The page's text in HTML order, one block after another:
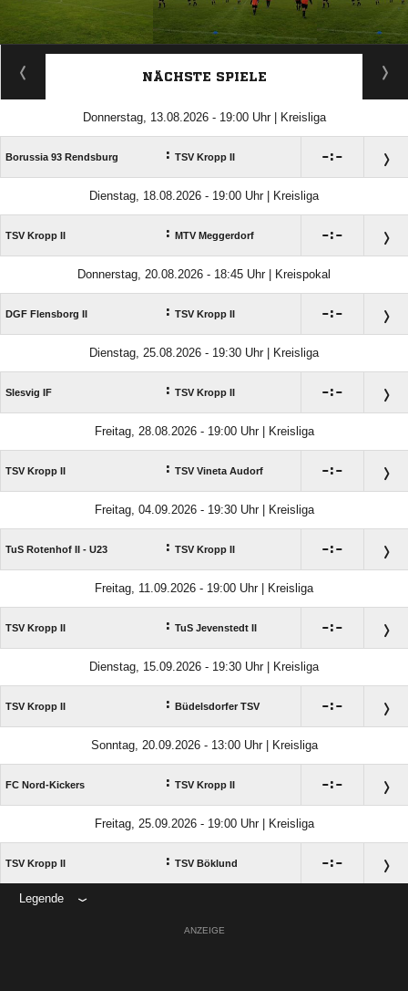
ANZEIGE
NÄCHSTE SPIELE
Donnerstag, 13.08.2026 - 19:00 Uhr | Kreisliga
Borussia 93 Rendsburg : TSV Kropp II :
Dienstag, 18.08.2026 - 19:00 Uhr | Kreisliga
TSV Kropp II : MTV Meggerdorf :
Donnerstag, 20.08.2026 - 18:45 Uhr | Kreispokal
DGF Flensborg II : TSV Kropp II :
Dienstag, 25.08.2026 - 19:30 Uhr | Kreisliga
Slesvig IF : TSV Kropp II :
Freitag, 28.08.2026 - 19:00 Uhr | Kreisliga
TSV Kropp II : TSV Vineta Audorf :
Freitag, 04.09.2026 - 19:30 Uhr | Kreisliga
TuS Rotenhof II - U23 : TSV Kropp II :
Freitag, 11.09.2026 - 19:00 Uhr | Kreisliga
TSV Kropp II : TuS Jevenstedt II :
Dienstag, 15.09.2026 - 19:30 Uhr | Kreisliga
TSV Kropp II : Büdelsdorfer TSV :
Sonntag, 20.09.2026 - 13:00 Uhr | Kreisliga
FC Nord-Kickers : TSV Kropp II :
Freitag, 25.09.2026 - 19:00 Uhr | Kreisliga
TSV Kropp II : TSV Böklund :
Legende
ANZEIGE